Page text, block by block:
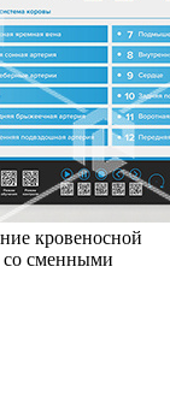
кровеносной
со сменными